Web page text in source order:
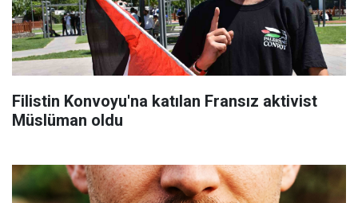
Filistin Konvoyu'na katılan Fransız aktivist
Müslüman oldu